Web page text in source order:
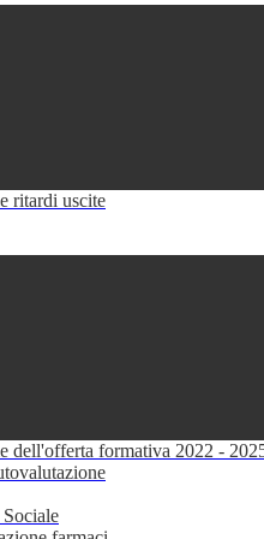
ritardi uscite
dell'offerta formativa 2022 -